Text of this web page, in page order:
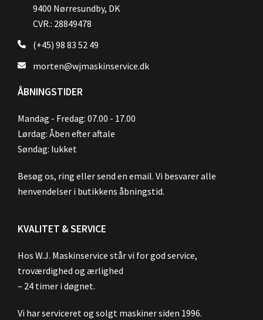
9400 Nørresundby, DK
CVR.: 28849478
(+45) 98 83 52 49
morten@wjmaskinservice.dk
ÅBNINGSTIDER
Mandag - Fredag: 07.00 - 17.00
Lørdag: Åben efter aftale
Søndag: lukket
Besøg os, ring eller send en email. Vi besvarer alle
henvendelser i butikkens åbningstid.
KVALITET & SERVICE
Hos W.J. Maskinservice står vi for god service,
troværdighed og ærlighed
– 24 timer i døgnet.
Vi har serviceret og solgt maskiner siden 1996.